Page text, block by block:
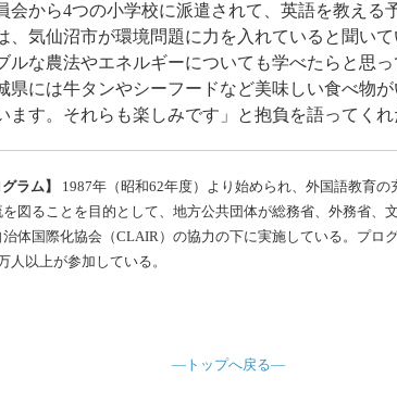
会から4つの小学校に派遣されて、英語を教える
、気仙沼市が環境問題に力を入れていると聞い
ルな農法やエネルギーについても学べたらと思
県には牛タンやシーフードなど美味しい食べ物
ます。それらも楽しみです」と抱負を語ってくれ
ラム】
1987年（昭和62年度）より始められ、外国語教育の
図ることを目的として、地方公共団体が総務省、外務省、
治体国際化協会（CLAIR）の協力の下に実施している。プロ
人以上が参加している。
—トップへ戻る—